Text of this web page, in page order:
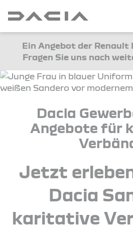
Ein Angebot der Renault
Fragen Sie uns nach
Dacia
Angebote für
Jetzt
Dacia
karitative